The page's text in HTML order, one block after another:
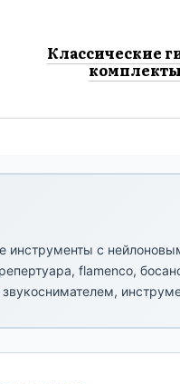
инструменты с
flamenco,
Классические